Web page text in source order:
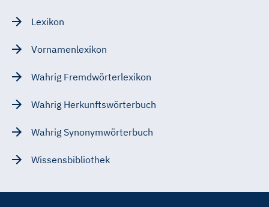
Lexikon
Vornamenlexikon
Wahrig Fremdwörterlexikon
Wahrig Herkunftswörterbuch
Wahrig Synonymwörterbuch
Wissensbibliothek